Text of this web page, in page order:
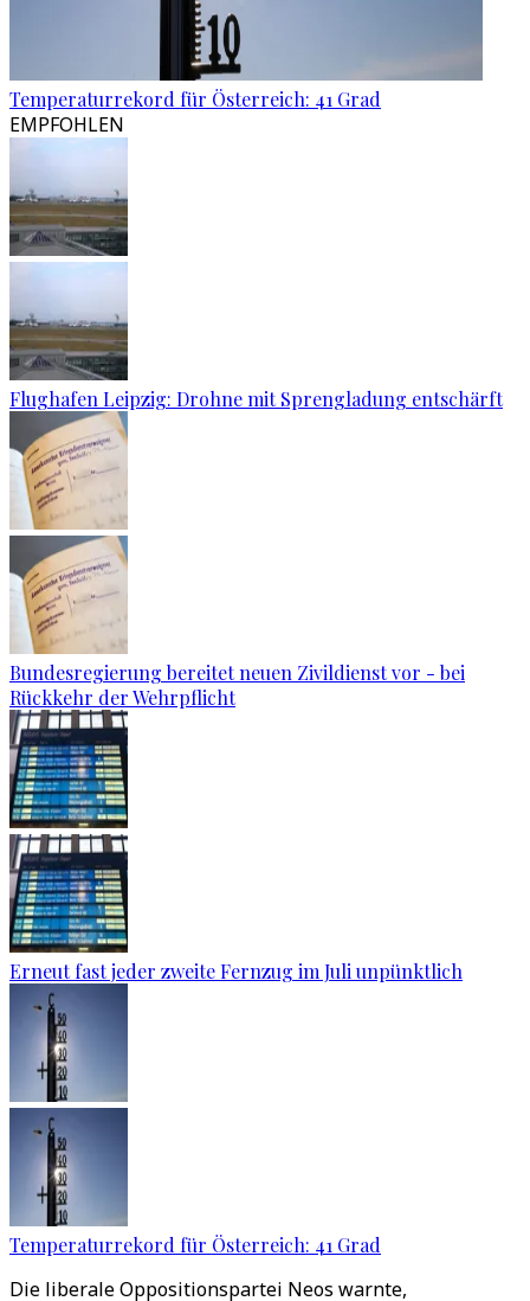
Temperaturrekord für Österreich: 41 Grad
EMPFOHLEN
Flughafen Leipzig: Drohne mit Sprengladung entschärft
Bundesregierung bereitet neuen Zivildienst vor - bei
Rückkehr der Wehrpflicht
Erneut fast jeder zweite Fernzug im Juli unpünktlich
Temperaturrekord für Österreich: 41 Grad
Die liberale Oppositionspartei Neos warnte,